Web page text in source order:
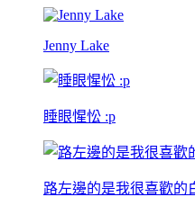
Jenny Lake
睡眼惺忪 :p
路左邊的是我很喜歡的